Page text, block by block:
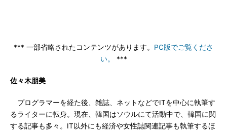
*** 一部省略されたコンテンツがあります。 PC版でご覧くださ
い。
***
佐々木朋美
プログラマーを経た後、雑誌、ネットなどでITを中心に執筆す
るライターに転身。現在、韓国はソウルにて活動中で、韓国に関
する記事も多々。IT以外にも経済や女性誌関連記事も執筆するほ